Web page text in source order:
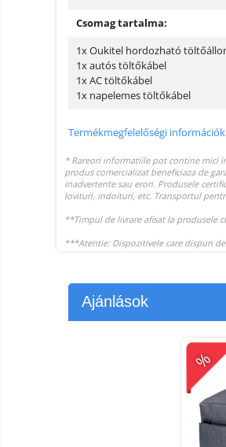
Csomag tartalma:
1x Oukitel hordozható
1x autós töltőkábel
1x AC töltőkábel
1x napelemes töltőkábel
Termékmegfelelőségi információk
Ajánlások
%